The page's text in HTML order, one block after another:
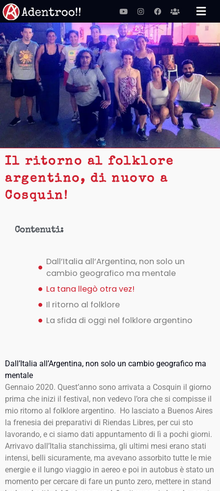
Vai
al
contenuto
YoutubeInstagramFacebook
Users
Il ritorno al folklore
argentino, di nuovo a
Cosquin!
Contenuti:
Dall’Italia all’Argentina, non solo un
cambio geografico ma mentale
La tana llegò otra vez!
Il ritorno al folklore
La sfida di oggi nel folklore argentino
Dall’Italia all’Argentina, non solo un cambio geografico ma
mentale
Gennaio 2020. Quest’anno sono arrivata a Cosquin il giorno
prima che inizi il festival, non vedevo l’ora che si compisse il
mio ritorno al folklore argentino. Ho lasciato a Buenos Aires
la frenesia dei preparativi di Riendas Libres, per cui sto
lavorando, e ci siamo dati appuntamento di lì a pochi giorni.
Arrivavo dall’Italia stanchissima, gli ultimi mesi erano stati
intensi, belli sicuramente, ma avevano assorbito tutte le mie
energie e il lungo viaggio in aereo e poi in autobus è stato un
momento per cercare di fare un punto zero, mettere in stand